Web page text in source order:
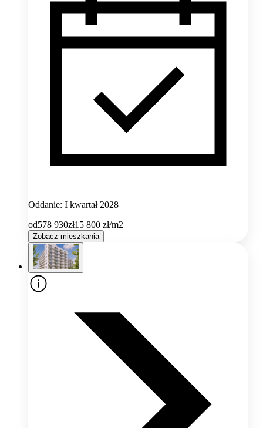
Oddanie: I kwartał 2028
od578 930zł15 800 zł/m2
Zobacz mieszkania